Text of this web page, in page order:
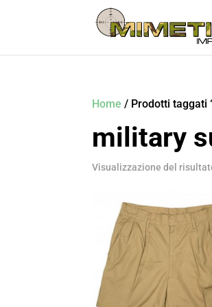
Home / Prodotti taggati
military
Visualizzazione del